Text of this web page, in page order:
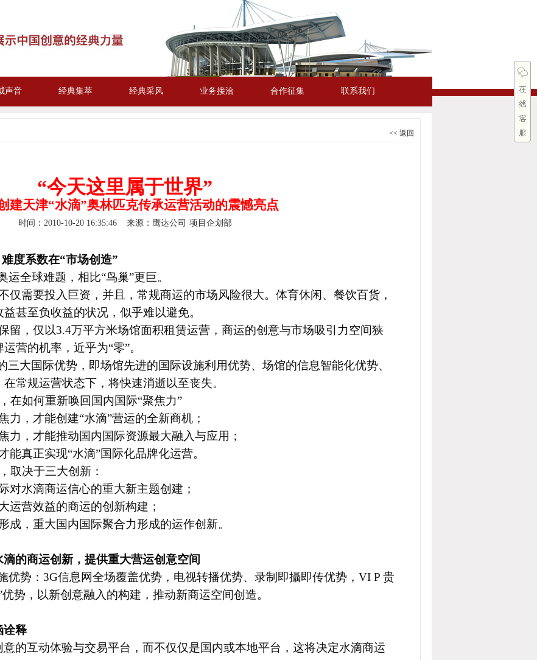
声音 经典集萃 经典采风 业务接洽 合作征集 联系我们
<< 返回
“今天这里属于世界”
建天津“水滴”奥林匹克传承运营活动的震憾亮点
时间： 2010-10-20 16:35:46 来源：鹰达公司·项目企划部
度系数在“市场创造”
运全球难题，相比“鸟巢”更巨。
仅需要投入巨资，并且，常规商运的市场风险很大。体育休闲、餐饮百货，
甚至负收益的状况，似乎难以避免。
留，仅以3.4万平方米场馆面积租赁运营，商运的创意与市场吸引力空间狭
营的机率，近乎为“零”。
三大国际优势，即场馆先进的国际设施利用优势、场馆的信息智能化优势、
常规运营状态下，将快速消逝以至丧失。
在如何重新唤回国内国际“聚焦力”
力，才能创建“水滴”营运的全新商机；
力，才能推动国内国际资源最大融入与应用；
能真正实现“水滴”国际化品牌化运营。
取决于三大创新：
对水滴商运信心的重大新主题创建；
运营效益的商运的创新构建；
成，重大国内国际聚合力形成的运作创新。
的商运创新，提供重大营运创意空间
优势：3G信息网全场覆盖优势，电视转播优势、录制即攝即传优势，VI P 贵
势，以新创意融入的构建，推动新商运空间创造。
诠释
意的互动体验与交易平台，而不仅仅是国内或本地平台，这将决定水滴商运